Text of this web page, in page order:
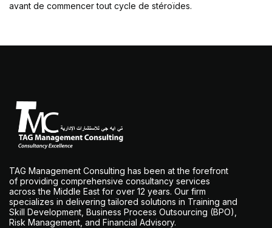
avant de commencer tout cycle de stéroïdes.
TAG Management Consulting has been at the forefront
of providing comprehensive consultancy services
across the Middle East for over 12 years. Our firm
specializes in delivering tailored solutions in Training and
Skill Development, Business Process Outsourcing (BPO),
Risk Management, and Financial Advisory.